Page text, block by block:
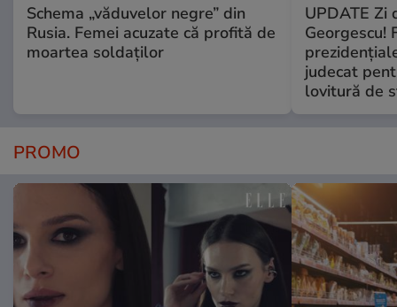
Schema „văduvelor negre” din
Rusia. Femei acuzate că profită de
moartea soldaților
UPDATE Zi
Georgescu!
judecat
lovitură de
PROMO